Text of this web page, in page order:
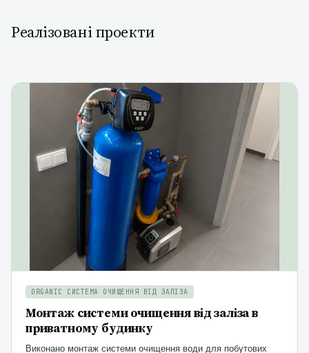
Реалізовані проекти
ORGANIC СИСТЕМА ОЧИЩЕННЯ ВІД ЗАЛІЗА
Монтаж системи очищення від заліза в
приватному будинку
Виконано монтаж системи очищення води для побутових